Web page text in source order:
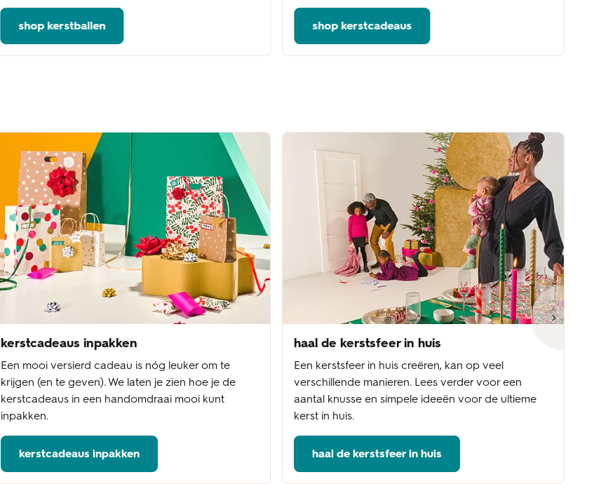
shop kerstballen shop kerstcadeaus
kerstcadeaus inpakken
Een mooi versierd cadeau is nóg leuker om te
krijgen (en te geven). We laten je zien hoe je de
kerstcadeaus in een handomdraai mooi kunt
inpakken.
kerstcadeaus inpakken
haal de kerstsfeer in huis
Een kerstsfeer in huis creëren, kan op veel
verschillende manieren. Lees verder voor een
aantal knusse en simpele ideeën voor de ultieme
kerst in huis.
haal de kerstsfeer in huis